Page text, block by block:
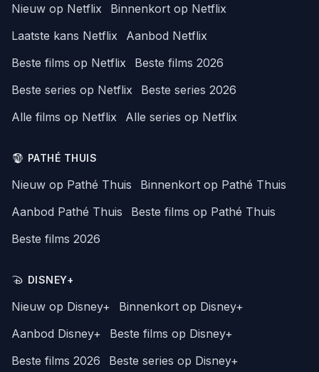
Nieuw op Netflix
Binnenkort op Netflix
Laatste kans Netflix
Aanbod Netflix
Beste films op Netflix
Beste films 2026
Beste series op Netflix
Beste series 2026
Alle films op Netflix
Alle series op Netflix
PATHÉ THUIS
Nieuw op Pathé Thuis
Binnenkort op Pathé Thuis
Aanbod Pathé Thuis
Beste films op Pathé Thuis
Beste films 2026
DISNEY+
Nieuw op Disney+
Binnenkort op Disney+
Aanbod Disney+
Beste films op Disney+
Beste films 2026
Beste series op Disney+